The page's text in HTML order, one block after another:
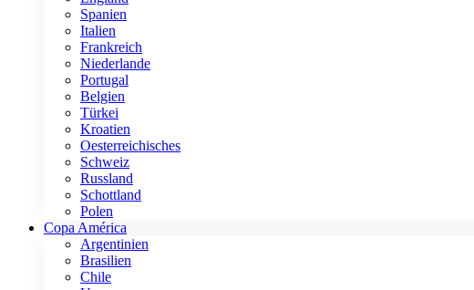
Spanien
Italien
Frankreich
Niederlande
Portugal
Belgien
Türkei
Kroatien
Oesterreichisches
Schweiz
Russland
Schottland
Polen
Copa América
Argentinien
Brasilien
Chile